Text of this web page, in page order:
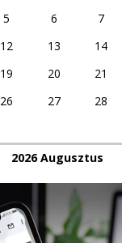
5 6 7
12 13 14
19 20 21
26 27 28
2026 Augusztus